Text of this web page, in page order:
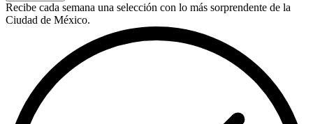
Recibe cada semana una selección con lo más sorprendente de la
Ciudad de México.